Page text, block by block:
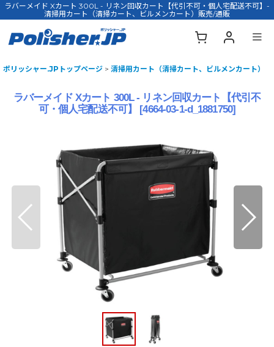
ラバーメイド Xカート 300L - リネン回収カート【代引不可・個人宅配送不可】-
清掃用カート（清掃カート、ビルメンカート）販売/通販
ポリッシャー.JPトップページ > 清掃用カート（清掃カート、ビルメンカート）
ラバーメイド Xカート 300L - リネン回収カート【代引不
可・個人宅配送不可】
[4664-03-1-d_1881750]